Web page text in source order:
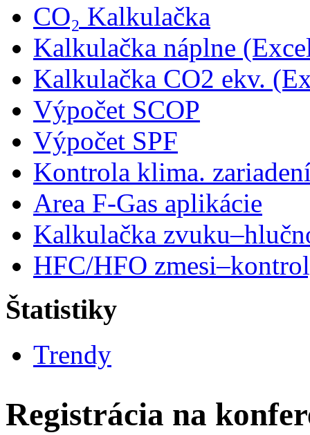
CO₂ Kalkulačka
Kalkulačka náplne
Kalkulačka CO2 ekv.
Výpočet SCOP
Výpočet SPF
Kontrola klima.
Area F-Gas aplikácie
Kalkulačka
HFC/HFO
Štatistiky
Trendy
Registrácia na